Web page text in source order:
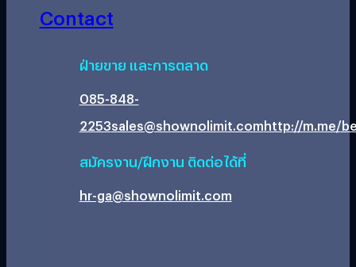
Contact
ฝ่ายขาย และการตลาด
085-848-
2253sales@shownolimit.comhttp://m.me/
สมัครงาน/ฝึกงาน ติดต่อได้ที่
hr-ga@shownolimit.com